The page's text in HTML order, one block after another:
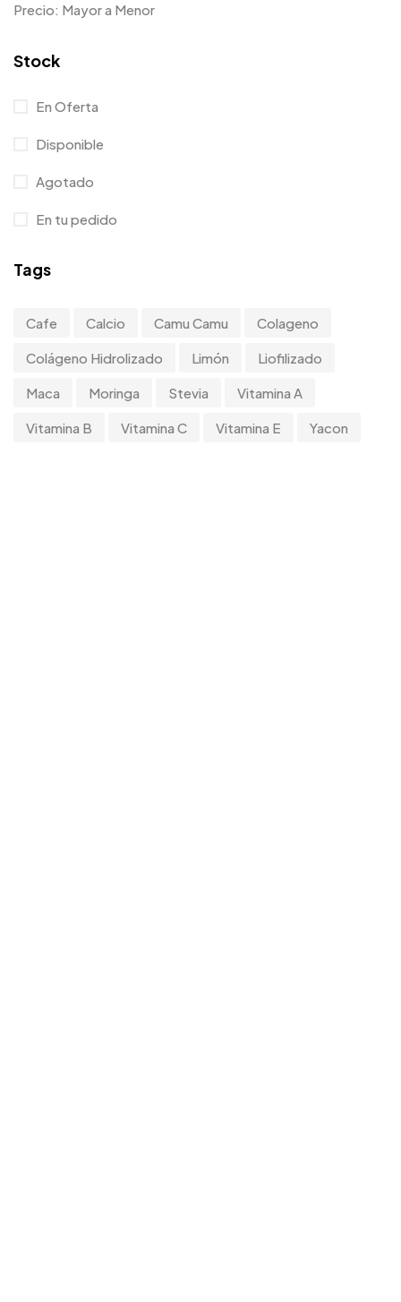
Precio: Mayor a Menor
Stock
En Oferta
Disponible
Agotado
En tu pedido
Tags
Cafe Calcio Camu Camu Colageno
Colágeno Hidrolizado Limón Liofilizado
Maca Moringa Stevia Vitamina A
Vitamina B Vitamina C Vitamina E Yacon